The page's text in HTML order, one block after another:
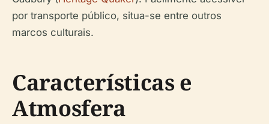
por transporte público, situa-se entre outros
marcos culturais.
Características e
Atmosfera